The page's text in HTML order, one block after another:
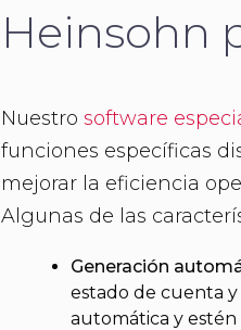
Heinsohn
Nuestrosoftware
funciones específicas
mejorar la eficiencia
Algunas de las
Generación
estado de cuenta
automática y